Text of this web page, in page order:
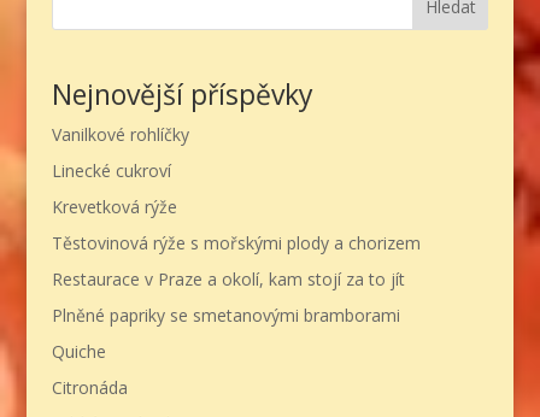
Hledat
Nejnovější příspěvky
Vanilkové rohlíčky
Linecké cukroví
Krevetková rýže
Těstovinová rýže s mořskými plody a chorizem
Restaurace v Praze a okolí, kam stojí za to jít
Plněné papriky se smetanovými bramborami
Quiche
Citronáda